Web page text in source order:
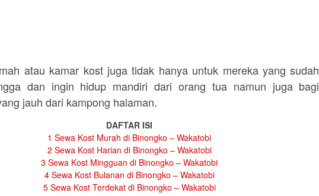
atau kamar kost juga tidak hanya untuk mereka yang sudah
dan ingin hidup mandiri dari orang tua namun juga bagi
jauh dari kampong halaman.
DAFTAR ISI
1 Sewa Kost Murah di Binongko – Wakatobi
2 Sewa Kost Harian di Binongko – Wakatobi
3 Sewa Kost Mingguan di Binongko – Wakatobi
4 Sewa Kost Bulanan di Binongko – Wakatobi
5 Sewa Kost Terdekat di Binongko – Wakatobi